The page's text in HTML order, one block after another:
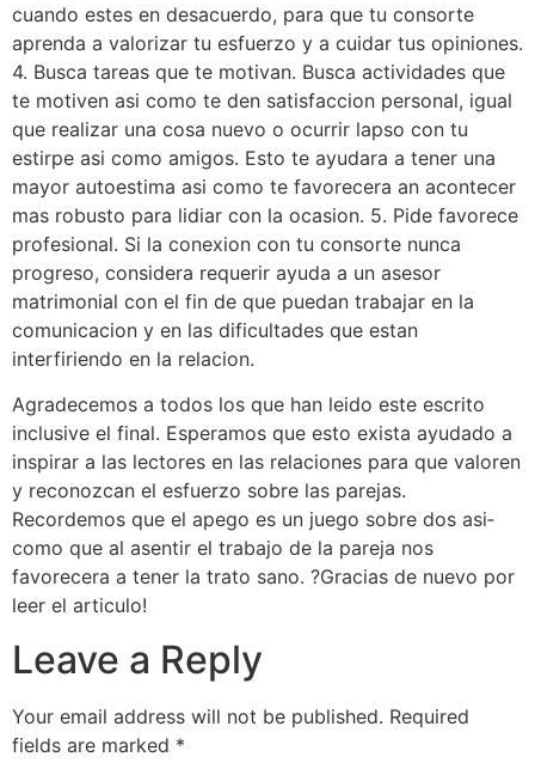
cuando estes en desacuerdo, para que tu consorte
aprenda a valorizar tu esfuerzo y a cuidar tus opiniones.
4. Busca tareas que te motivan. Busca actividades que
te motiven asi­ como te den satisfaccion personal, igual
que realizar una cosa nuevo o ocurrir lapso con tu
estirpe asi­ como amigos. Esto te ayudara a tener una
mayor autoestima asi­ como te favorecera an acontecer
mas robusto para lidiar con la ocasion. 5. Pide favorece
profesional. Si la conexion con tu consorte nunca
progreso, considera requerir ayuda a un asesor
matrimonial con el fin de que puedan trabajar en la
comunicacion y en las dificultades que estan
interfiriendo en la relacion.
Agradecemos a todos los que han leido este escrito
inclusive el final. Esperamos que esto exista ayudado a
inspirar a las lectores en las relaciones para que valoren
y reconozcan el esfuerzo sobre las parejas.
Recordemos que el apego es un juego sobre dos asi­
como que al asentir el trabajo de la pareja nos
favorecera a tener la trato sano. ?Gracias de nuevo por
leer el articulo!
Leave a Reply
Your email address will not be published. Required
fields are marked *